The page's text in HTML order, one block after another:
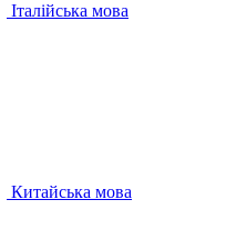
Італійська мова
Китайська мова